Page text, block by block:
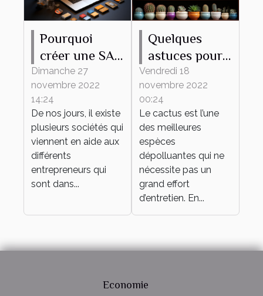
Pourquoi
créer une SAS
en ligne ?
Dimanche 27
novembre 2022
14:24
De nos jours, il existe
plusieurs sociétés qui
viennent en aide aux
différents
entrepreneurs qui
sont dans...
Quelques
astuces pour
bien
entretenir son
mini cactus
Vendredi 18
novembre 2022
00:24
Le cactus est l’une
des meilleures
espèces
dépolluantes qui ne
nécessite pas un
grand effort
d’entretien. En...
Economie